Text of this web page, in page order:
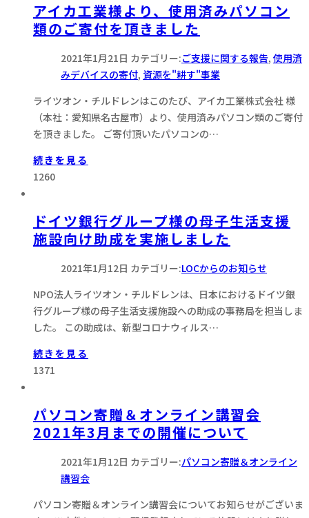
アイカ工業様より、使用済みパソコン
類のご寄付を頂きました
2021年1月21日 カテゴリー:ご支援に関する報告, 使用済
みデバイスの寄付, 資源を"耕す"事業
ライツオン・チルドレンはこのたび、アイカ工業株式会社 様
（本社：愛知県名古屋市）より、使用済みパソコン類のご寄付
を頂きました。 ご寄付頂いたパソコンの…
続きを見る
1260
ドイツ銀行グループ様の母子生活支援
施設向け助成を実施しました
2021年1月12日 カテゴリー:LOCからのお知らせ
NPO法人ライツオン・チルドレンは、日本におけるドイツ銀
行グループ様の母子生活支援施設への助成の事務局を担当しま
した。 この助成は、新型コロナウィルス…
続きを見る
1371
パソコン寄贈＆オンライン講習会
2021年3月までの開催について
2021年1月12日 カテゴリー:パソコン寄贈＆オンライン
講習会
パソコン寄贈＆オンライン講習会についてお知らせがございま